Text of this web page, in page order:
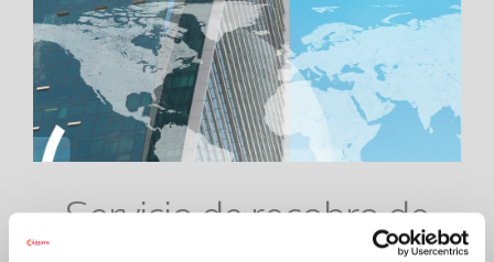
Servicio de recobro de